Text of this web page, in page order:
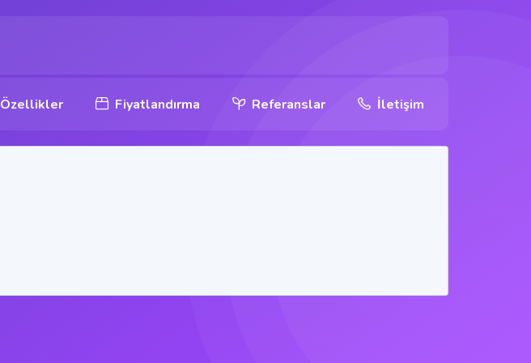
Özellikler Fiyatlandırma Referanslar İletişim